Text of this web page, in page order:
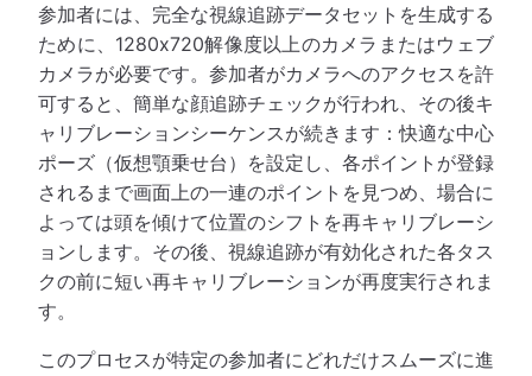
参加者には、完全な視線追跡データセットを生成する
ために、1280x720解像度以上のカメラまたはウェブ
カメラが必要です。参加者がカメラへのアクセスを許
可すると、簡単な顔追跡チェックが行われ、その後キ
ャリブレーションシーケンスが続きます：快適な中心
ポーズ（仮想顎乗せ台）を設定し、各ポイントが登録
されるまで画面上の一連のポイントを見つめ、場合に
よっては頭を傾けて位置のシフトを再キャリブレーシ
ョンします。その後、視線追跡が有効化された各タス
クの前に短い再キャリブレーションが再度実行されま
す。
このプロセスが特定の参加者にどれだけスムーズに進